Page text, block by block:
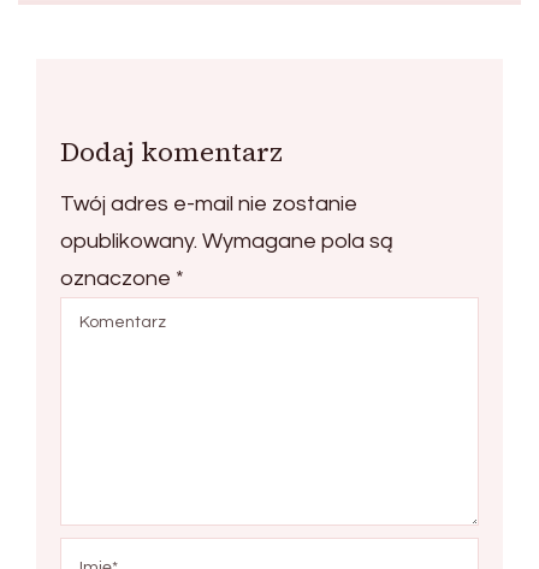
Dodaj komentarz
Twój adres e-mail nie zostanie
opublikowany. Wymagane pola są
oznaczone *